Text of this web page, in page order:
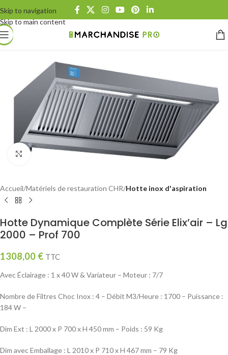
Skip to navigation
Skip to main content
Click to enlarge
Accueil Matériels de restauration CHR Hotte inox d'aspiration
Hotte Dynamique Complète Série Elix’air – Lg
2000 – Prof 700
1308,00 € TTC
Avec Éclairage : 1 x 40 W & Variateur – Moteur : 7/7
Nombre de Filtres Choc Inox : 4 – Débit M3/Heure : 1700 – Puissance :
184 W –
Dim Ext : L 2000 x P 700 x H 450 mm – Poids : 59 Kg
Dim avec Emballage : L 2010 x P 710 x H 467 mm – 79 Kg